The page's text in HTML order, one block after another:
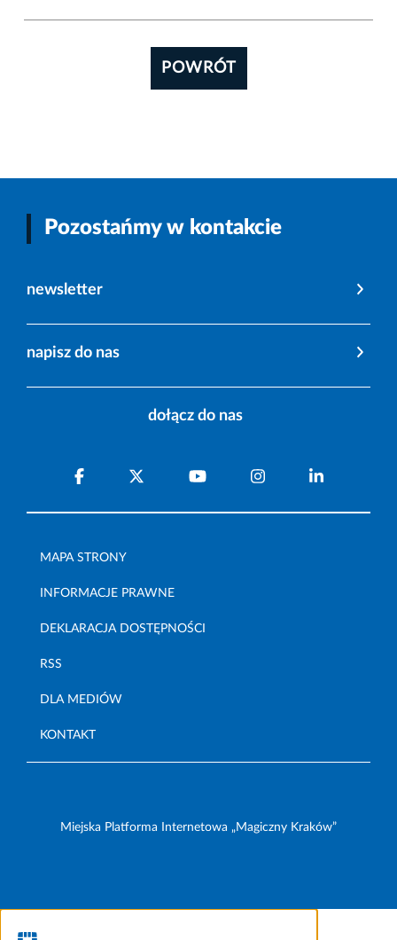
POWRÓT
Pozostańmy w kontakcie
newsletter
napisz do nas
dołącz do nas
MAPA STRONY
INFORMACJE PRAWNE
DEKLARACJA DOSTĘPNOŚCI
RSS
DLA MEDIÓW
KONTAKT
Miejska Platforma Internetowa „Magiczny Kraków”